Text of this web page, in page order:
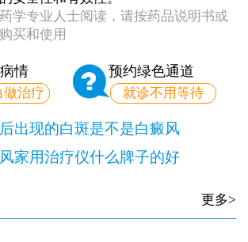
学专业人士阅读，请按药品说明书或
买和使用
情
做治疗
预约绿色通道
就诊不用等待
出现的白斑是不是白癜风
家用治疗仪什么牌子的好
更多>